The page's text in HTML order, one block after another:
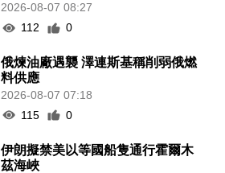
2026-08-07 08:27
112
0
俄煉油廠遇襲 澤連斯基稱削弱俄燃
料供應
2026-08-07 07:18
115
0
伊朗擬禁美以等國船隻通行霍爾木
茲海峽